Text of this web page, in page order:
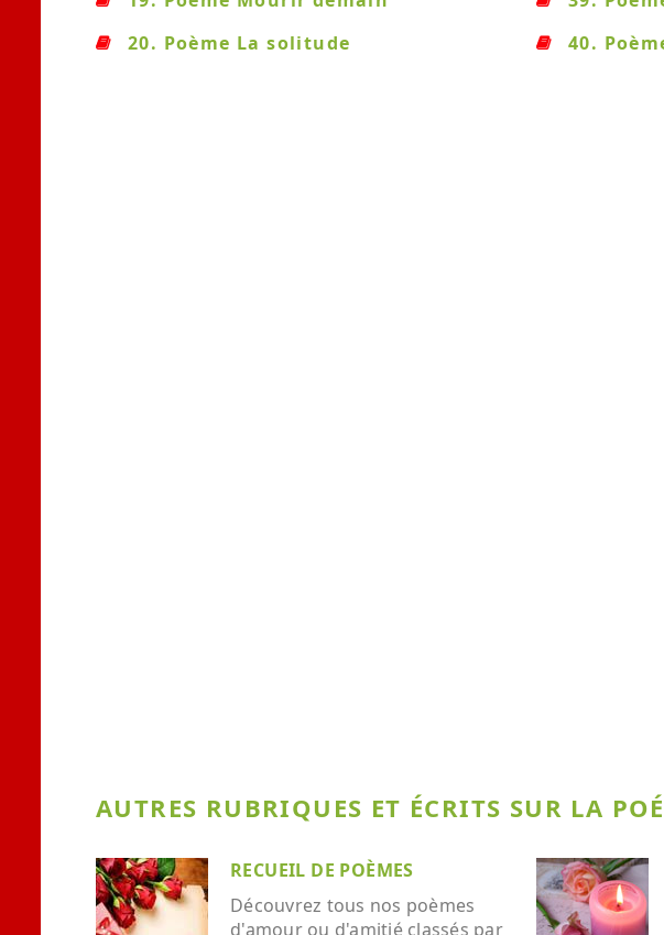
20. Poème La solitude
40.
AUTRES RUBRIQUES ET ÉCRITS SUR LA
RECUEIL DE POÈMES
Découvrez tous nos poèmes
d'amour ou d'amitié classés par